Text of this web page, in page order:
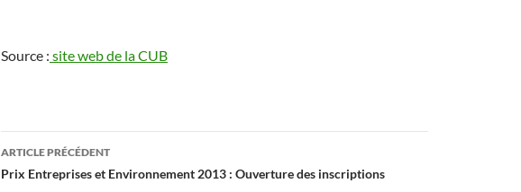
Source : site web de la CUB
Navigation
des
ARTICLE PRÉCÉDENT
Prix Entreprises et Environnement 2013 : Ouverture des inscriptions